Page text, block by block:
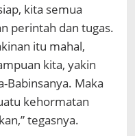
kita semua
perintah dan tugas.
itu mahal,
kita, yakin
Babinsanya. Maka
kehormatan
tegasnya.